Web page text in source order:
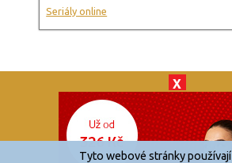
X
Seriály online
© 2026
zkouknoutfilm.cz
Všechna práva
Tyto webové stránky